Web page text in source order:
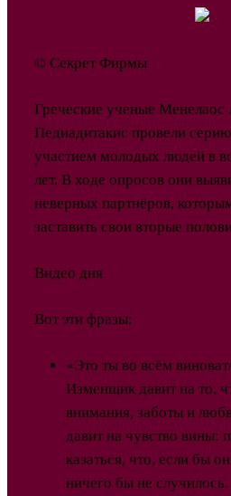
© Секрет Фирмы
Греческие ученые Менелаос
Педиадитакис провели
участием молодых людей в
лет. В ходе опросов они
неверных партнёров,
заставить свои вторые
Видео дня
Вот эти фразы:
«Это ты во всём
Изменщик давит на то,
внимания, заботы и
давит на чувство вины:
казаться, что, если бы
ничего бы не случилось.